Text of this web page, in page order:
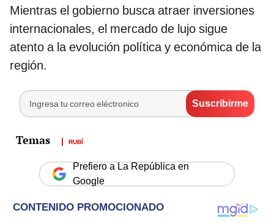
Mientras el gobierno busca atraer inversiones
internacionales, el mercado de lujo sigue
atento a la evolución política y económica de la
región.
RUBÍ
Prefiero a La República en
Google